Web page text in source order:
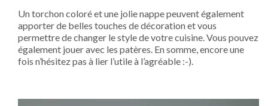
Un torchon coloré et une jolie nappe peuvent également
apporter de belles touches de décoration et vous
permettre de changer le style de votre cuisine. Vous pouvez
également jouer avec les patères. En somme, encore une
fois n’hésitez pas à lier l’utile à l’agréable :-).